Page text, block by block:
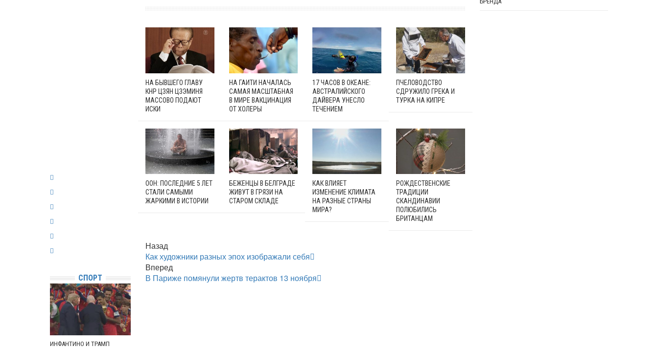
НА БЫВШЕГО ГЛАВУ
КНР ЦЗЯН ЦЗЭМИНЯ
МАССОВО ПОДАЮТ
ИСКИ
НА ГАИТИ НАЧАЛАСЬ
САМАЯ МАСШТАБНАЯ
В МИРЕ ВАКЦИНАЦИЯ
ОТ ХОЛЕРЫ
17 ЧАСОВ В ОКЕАНЕ:
АВСТРАЛИЙСКОГО
ДАЙВЕРА УНЕСЛО
ТЕЧЕНИЕМ
ПЧЕЛОВОДСТВО
СДРУЖИЛО ГРЕКА И
ТУРКА НА КИПРЕ
ООН: ПОСЛЕДНИЕ 5 ЛЕТ
СТАЛИ САМЫМИ
ЖАРКИМИ В ИСТОРИИ
БЕЖЕНЦЫ В БЕЛГРАДЕ
ЖИВУТ В ГРЯЗИ НА
СТАРОМ СКЛАДЕ
КАК ВЛИЯЕТ
ИЗМЕНЕНИЕ КЛИМАТА
НА РАЗНЫЕ СТРАНЫ
МИРА?
РОЖДЕСТВЕНСКИЕ
ТРАДИЦИИ
СКАНДИНАВИИ
ПОЛЮБИЛИСЬ
БРИТАНЦАМ
Назад
Как художники разных эпох изображали себя
Вперед
В Париже помянули жертв терактов 13 ноября
СПОРТ
ИНФАНТИНО И ТРАМП